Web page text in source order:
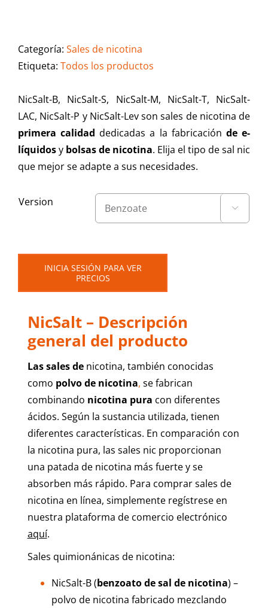
Categoría: Sales de nicotina
Etiqueta: Todos los productos
NicSalt-B, NicSalt-S, NicSalt-M, NicSalt-T, NicSalt-
LAC, NicSalt-P y NicSalt-Lev son sales de nicotina de
primera calidad dedicadas a la fabricación de e-
líquidosy bolsas de nicotina. Elija el tipo de sal nic
que mejor se adapte a sus necesidades.
Version 
INICIA SESIÓN PARA VER
PRECIOS
NicSalt – Descripción
general del producto
Las sales denicotina, también conocidas
como polvo de nicotina, se fabrican
combinando nicotina pura con diferentes
ácidos. Según la sustancia utilizada, tienen
diferentes características. En comparación con
la nicotina pura, las sales nic proporcionan
una patada de nicotina más fuerte y se
absorben más rápido. Para comprar sales de
nicotina en línea, simplemente regístrese en
nuestra plataforma de comercio electrónico
aquí.
Sales quimionánicas de nicotina:
NicSalt-B (benzoato de sal de nicotina) –
polvo de nicotina fabricado mezclando